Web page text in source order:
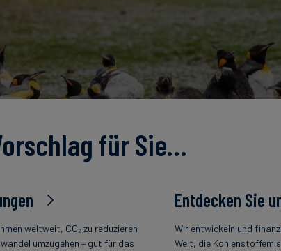
für Sie…
weltweit, CO₂ zu reduzieren
umzugehen – gut für das
Entdecken Sie
Wir entwickeln und
Welt, die